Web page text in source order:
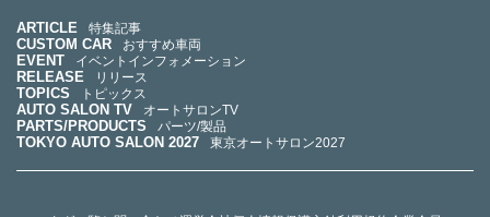
ARTICLE 特集記事
CUSTOM CAR おすすめ車両
EVENT イベントインフォメーション
RELEASE リリース
TOPICS トピックス
AUTO SALON TV オートサロンTV
PARTS/PRODUCTS パーツ/製品
TOKYO AUTO SALON 2027 東京オートサロン2027